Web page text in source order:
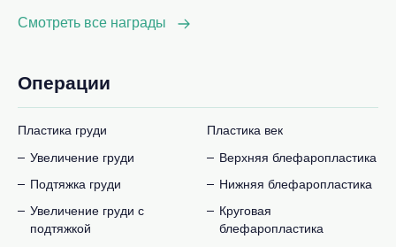
Смотреть все награды
Операции
Пластика груди
Увеличение груди
Подтяжка груди
Увеличение груди с
подтяжкой
Пластика век
Верхняя блефаропластика
Нижняя блефаропластика
Круговая
блефаропластика